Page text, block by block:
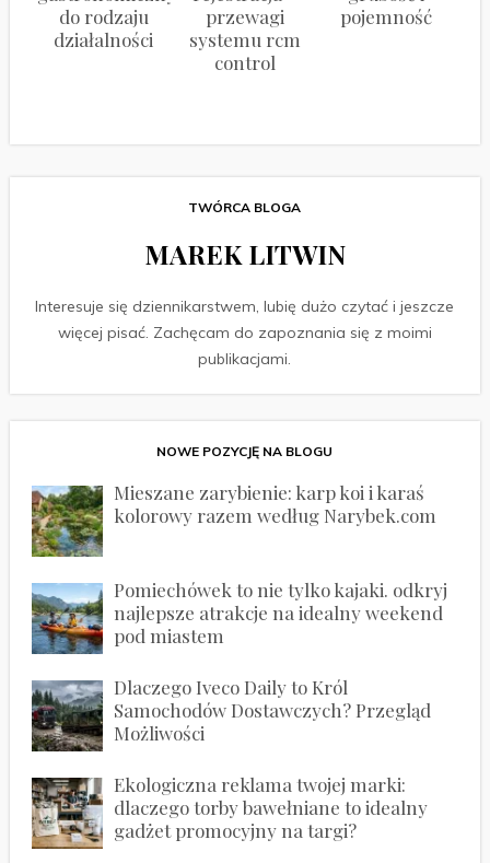
do rodzaju
działalności
przewagi
systemu rcm
control
pojemność
TWÓRCA BLOGA
MAREK LITWIN
Interesuje się dziennikarstwem, lubię dużo czytać i jeszcze
więcej pisać. Zachęcam do zapoznania się z moimi
publikacjami.
NOWE POZYCJĘ NA BLOGU
Mieszane zarybienie: karp koi i karaś
kolorowy razem według Narybek.com
Pomiechówek to nie tylko kajaki. odkryj
najlepsze atrakcje na idealny weekend
pod miastem
Dlaczego Iveco Daily to Król
Samochodów Dostawczych? Przegląd
Możliwości
Ekologiczna reklama twojej marki:
dlaczego torby bawełniane to idealny
gadżet promocyjny na targi?